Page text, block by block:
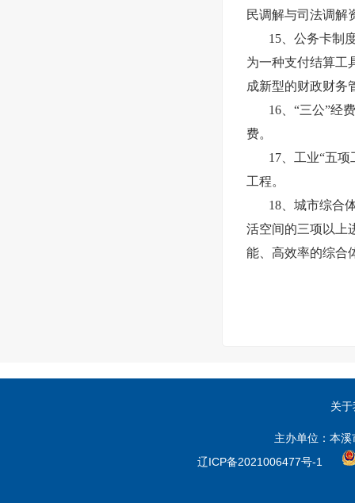
民调解与司法调解
15、公务卡制
为一种支付结算工
成新型的财政财务
16、“三公”经
费。
17、工业“五
工程。
18、城市综合
活空间的三项以上
能、高效率的综合
关
主办单位：本
辽ICP备2021006477号-1